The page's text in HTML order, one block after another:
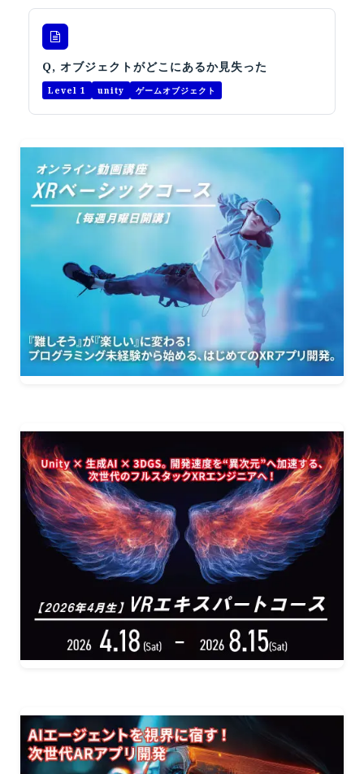
資料請求
Q, オブジェクトがどこにあるか見失った
Level 1 unity ゲームオブジェクト